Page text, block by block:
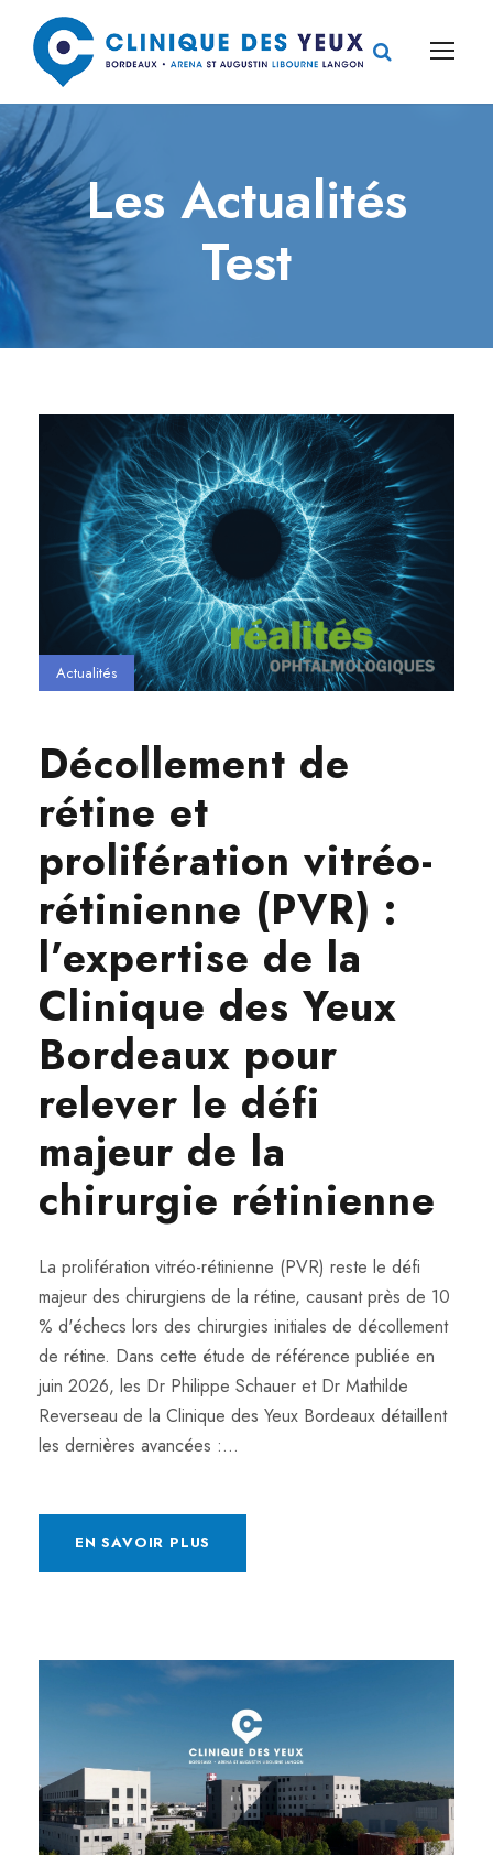
Les Actualités
Test
Actualités
Décollement de
rétine et
prolifération vitréo-
rétinienne (PVR) :
l’expertise de la
Clinique des Yeux
Bordeaux pour
relever le défi
majeur de la
chirurgie rétinienne
La prolifération vitréo-rétinienne (PVR) reste le défi
majeur des chirurgiens de la rétine, causant près de 10
% d'échecs lors des chirurgies initiales de décollement
de rétine. Dans cette étude de référence publiée en
juin 2026, les Dr Philippe Schauer et Dr Mathilde
Reverseau de la Clinique des Yeux Bordeaux détaillent
les dernières avancées :...
EN SAVOIR PLUS